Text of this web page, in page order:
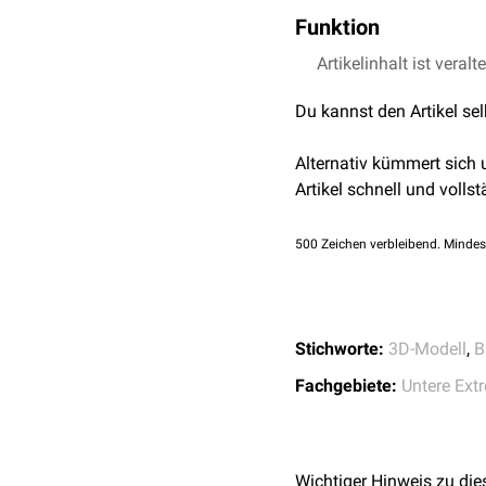
Tuber calcanei
Plantarseite des Os
bezeichnet. Die
Funktion
Das Ligamentum
Artikelinhalt ist
Du kannst den Artikel
Alternativ kümmert sich
Artikel schnell und
500 Zeichen verbleibend.
Stichworte: 3D-Modell,
Fachgebiete: Untere
Wichtiger Hinweis zu